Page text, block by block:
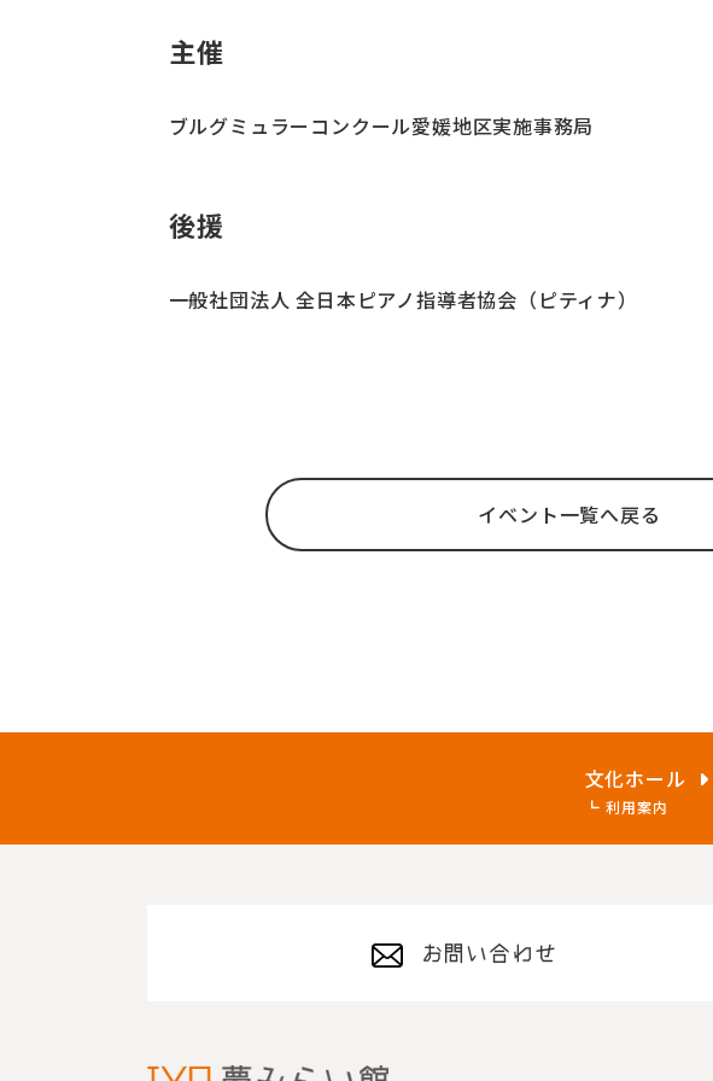
主催
ブルグミュラーコンクール愛媛地区実施事務局
後援
一般社団法人 全日本ピアノ指導者協会（ピティナ）
イベント一覧へ戻る
文化ホール
利用案内
お問い合わせ